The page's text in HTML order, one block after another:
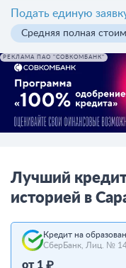
Подать единую
Средняя полная
РЕКЛАМА ПАО "СОВКОМБАНК"
Лучший
историей в
Кредит на
СберБанк, Лиц. №
от 1 ₽